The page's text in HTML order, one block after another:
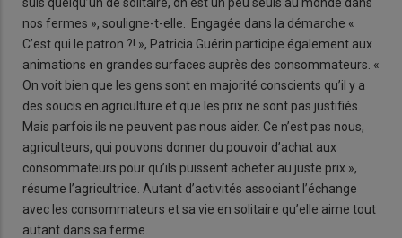
nos fermes », souligne-t-elle. Engagée dans la démarche «
C’est qui le patron ?! », Patricia Guérin participe également aux
animations en grandes surfaces auprès des consommateurs. «
On voit bien que les gens sont en majorité conscients qu’il y a
des soucis en agriculture et que les prix ne sont pas justifiés.
Mais parfois ils ne peuvent pas nous aider. Ce n’est pas nous,
agriculteurs, qui pouvons donner du pouvoir d’achat aux
consommateurs pour qu’ils puissent acheter au juste prix »,
résume l’agricultrice. Autant d’activités associant l’échange
avec les consommateurs et sa vie en solitaire qu’elle aime tout
autant dans sa ferme.